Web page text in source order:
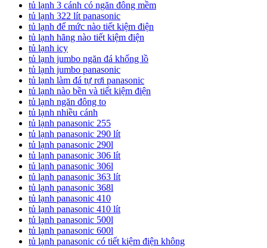
tủ lạnh 3 cánh có ngăn đông mềm
tủ lạnh 322 lít panasonic
tủ lạnh để mức nào tiết kiệm điện
tủ lạnh hãng nào tiết kiệm điện
tủ lạnh icy
tủ lạnh jumbo ngăn đá khổng lồ
tủ lạnh jumbo panasonic
tủ lạnh làm đá tự rơi panasonic
tủ lạnh nào bền và tiết kiệm điện
tủ lạnh ngăn đông to
tủ lạnh nhiều cánh
tủ lạnh panasonic 255
tủ lạnh panasonic 290 lít
tủ lạnh panasonic 290l
tủ lạnh panasonic 306 lít
tủ lạnh panasonic 306l
tủ lạnh panasonic 363 lít
tủ lạnh panasonic 368l
tủ lạnh panasonic 410
tủ lạnh panasonic 410 lít
tủ lạnh panasonic 500l
tủ lạnh panasonic 600l
tủ lạnh panasonic có tiết kiệm điện không